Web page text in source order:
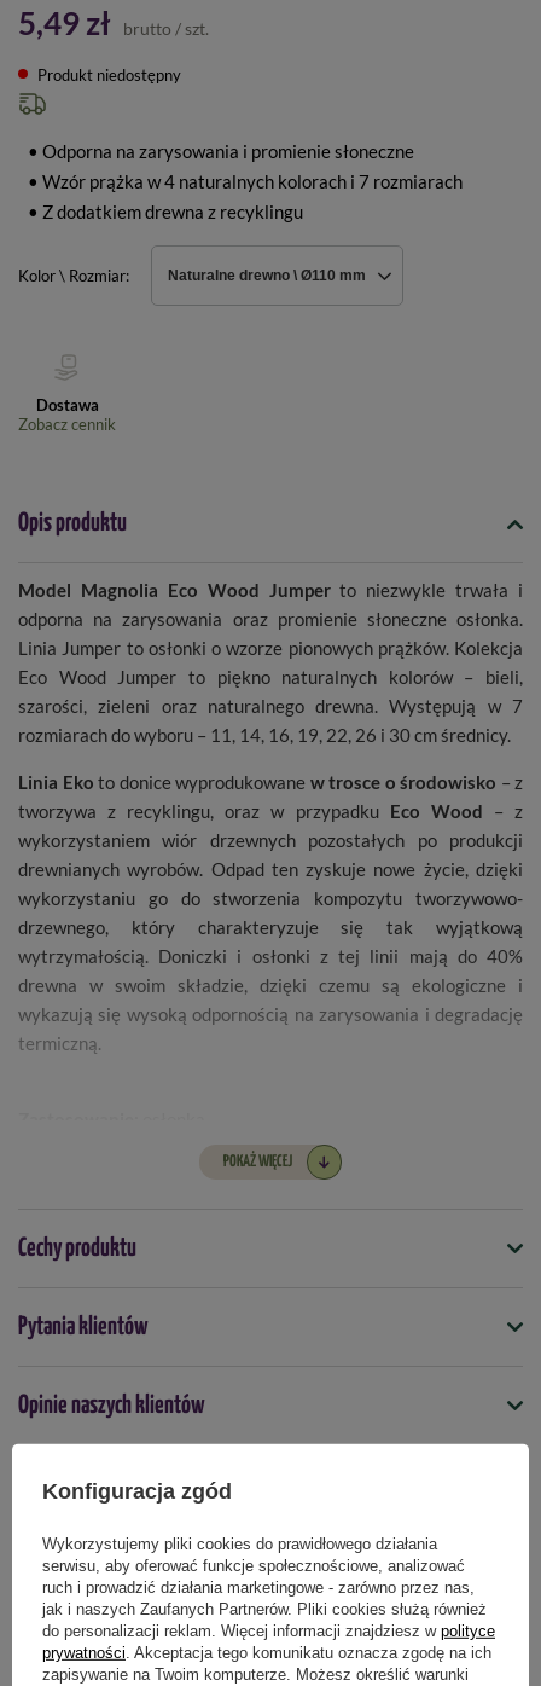
5,49 zł brutto / szt.
Produkt niedostępny
• Odporna na zarysowania i promienie słoneczne
• Wzór prążka w 4 naturalnych kolorach i 7 rozmiarach
• Z dodatkiem drewna z recyklingu
Kolor \ Rozmiar Naturalne drewno \ Ø110 mm
Dostawa
Zobacz cennik
Opis produktu
Model Magnolia Eco Wood Jumperto niezwykle trwała i
odporna na zarysowania oraz promienie słoneczne osłonka.
Linia Jumper to osłonki o wzorze pionowych prążków. Kolekcja
Eco Wood Jumper to piękno naturalnych kolorów – bieli,
szarości, zieleni oraz naturalnego drewna. Występują w 7
rozmiarach do wyboru – 11, 14, 16, 19, 22, 26 i 30 cm średnicy.
Linia Eko to donice wyprodukowane w trosce o środowisko – z
tworzywa z recyklingu, oraz w przypadku Eco Wood – z
wykorzystaniem wiór drzewnych pozostałych po produkcji
drewnianych wyrobów. Odpad ten zyskuje nowe życie, dzięki
wykorzystaniu go do stworzenia kompozytu tworzywowo-
drzewnego, który charakteryzuje się tak wyjątkową
wytrzymałością. Doniczki i osłonki z tej linii mają do 40%
drewna w swoim składzie, dzięki czemu są ekologiczne i
wykazują się wysoką odpornością na zarysowania i degradację
termiczną.
System odprowadzania wody:
Wymiary:śr. 110 mm, wys. 84 mm
Materiał:
POKAŻ WIĘCEJ
Cechy produktu
Symbol
5900119388677
Naturalne drewno
Okrągły
Przeznaczenie
do domu/mieszkania
Podmiot odpowiedzialny za ten produkt na terenie UE Więcej
Pytania klientów
Opinie naszych klientów
Konfiguracja zgód
Wykorzystujemy pliki cookies do prawidłowego działania
serwisu, aby oferować funkcje społecznościowe, analizować
ruch i prowadzić działania marketingowe - zarówno przez nas,
jak i naszych Zaufanych Partnerów. Pliki cookies służą również
do personalizacji reklam. Więcej informacji znajdziesz w polityce
prywatności . Akceptacja tego komunikatu oznacza zgodę na ich
zapisywanie na Twoim komputerze. Możesz określić warunki